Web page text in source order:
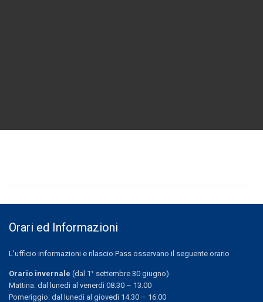
Orari ed Informazioni
L’ufficio informazioni e rilascio Pass osservano il seguente orario
Orario invernale(dal 1° settembre 30 giugno)
Mattina: dal lunedì al venerdì 08.30 – 13.00
Pomeriggio: dal lunedì al giovedì 14.30 – 16.00